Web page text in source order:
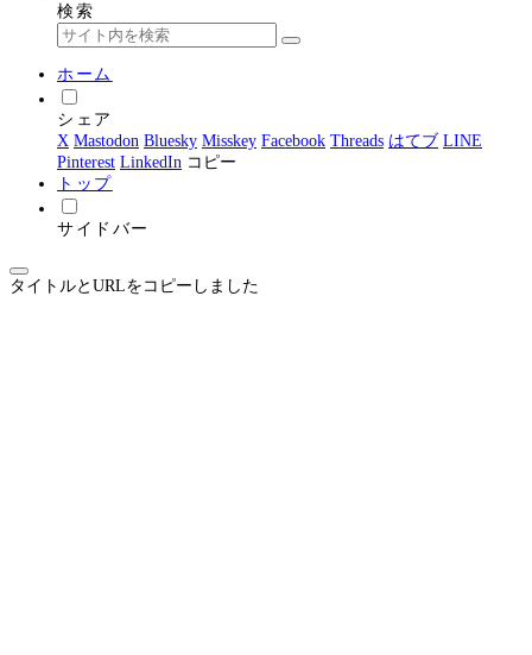
検索
ホーム
シェア
X Mastodon Bluesky Misskey Facebook Threads はてブ LINE
Pinterest LinkedIn コピー
トップ
サイドバー
タイトルとURLをコピーしました